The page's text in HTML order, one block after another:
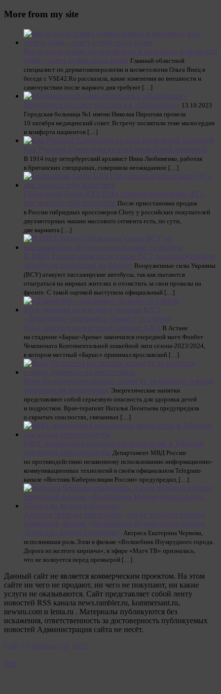
More from my site
Когда после пляжа нужно бежать в больницу, а не сидеть
дома – ответ кузбасского врача Главный областной
специалист по дерматовенерологии и косметологии Ольга Янец в
беседе с VSE42.Ru рассказала, какие изменения во внешности и
самочувствии после жаркого дня требуют […]
Медицинский совет состоялся в «Пироговке» 13.10.2023
Городская больница №1 имени Николая Пирогова провела
10 октября медицинский совет. Встречу посвятили теме милосердия
и комфорта пациентов […]
Как Русский Север едва не стал английской колонией
В 1914 году петербургский архивист Инна Любименко, работая
в британских спецхранах, совершила неожиданное […]
Гибридный Geely EX5 EM-i прошел испытания «РГ»:
как показал себя кроссовер После приостановки продаж
в России гибридных кроссоверов Chery у российских покупателей
двухмоторных машин массового сегмента есть, по сути,
две варианта […]
В МИД России объяснили удары ВСУ по пассажирским
автобусам провалами на фронте Вооруженные силы Украины
(ВСУ) атакуют пассажирские автобусы, так как пытаются
отыграться на мирных жителях и отомстить за свои провалы на
фронте. С такой оценкой выступила официальный […]
«Локомотив» разгромил «Барыс» со счётом
6:0 и укрепил лидерство в таблице КХЛ В Астане
на стадионе «Барыс-Арена» закончился очередной матч Фонбет
Чемпионата Континентальной хоккейной лиги сезона-2023/2024,
в котором местный «Барыс» принимал ярославский […]
Врач Леонтьева рассказала, помогут ли надписи о вреде
здоровью на энергетиках Энергетические напитки
представляют собой серьезную опасность для здоровья детей
и подростков. Врач-терапевт Наталья Леонтьева предупредила
о скрытых опасностях, связанных […]
МВД: мошенники используют мини-игры в Telegram
для кражи криптовалюты Департамент МВД России
по противодействию незаконному использованию информационно-
коммуникационных технологий в своём официальном Telegram-
канале «Вестник Киберполиции России» предупредил, […]
Актриса Червова призналась, что не волнуется перед
премьерой фильма «Волшебник Изумрудного города.
Дорога из желтого кирпича» Актриса Екатерина Червова,
исполнившая роль Элли в фильме «Волшебник Изумрудного города.
Дорога из желтого кирпича», в эфире «Матч ТВ» призналась,
что не волнуется перед премьерой […]
Данный сайт не является коммерческим проектом. На этом
сайте ни чего не продают, ни чего не покупают, ни какие
услуги не оказываются. Сайт представляет собой ленту
новостей RSS канала news.rambler.ru, kommersant.ru,
newsru.com и lenta.ru . Материалы публикуются без
искажения, ответственность за достоверность публикуемых
новостей Администрация сайта не несёт.
Сайт от psikhoter @ 2023
Top